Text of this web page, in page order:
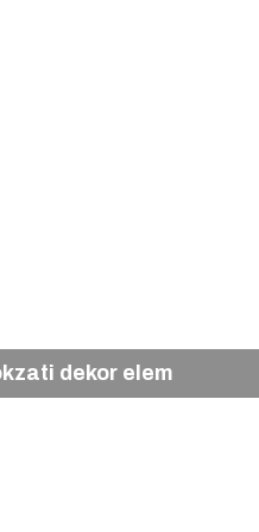
dekor elem